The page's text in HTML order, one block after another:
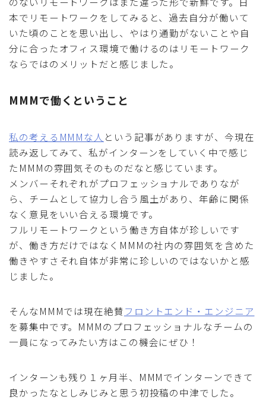
本でリモートワークをしてみると、過去自分が働いて
いた頃のことを思い出し、やはり通勤がないことや自
分に合ったオフィス環境で働けるのはリモートワーク
ならではのメリットだと感じました。
MMMで働くということ
私の考えるMMMな人 という記事がありますが、今現在
読み返してみて、私がインターンをしていく中で感じ
たMMMの雰囲気そのものだなと感じています。
メンバーそれぞれがプロフェッショナルでありなが
ら、チームとして協力し合う風土があり、年齢に関係
なく意見をいい合える環境です。
フルリモートワークという働き方自体が珍しいです
が、働き方だけではなくMMMの社内の雰囲気を含めた
働きやすさそれ自体が非常に珍しいのではないかと感
じました。
そんなMMMでは現在絶賛フロントエンド・エンジニア
を募集中です。MMMのプロフェッショナルなチームの
一員になってみたい方はこの機会にぜひ！
インターンも残り１ヶ月半、MMMでインターンできて
良かったなとしみじみと思う初投稿の中津でした。